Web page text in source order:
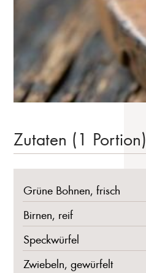
Zutaten (1 Portion)
Grüne Bohnen, frisch
Birnen, reif
Speckwürfel
Zwiebeln, gewürfelt